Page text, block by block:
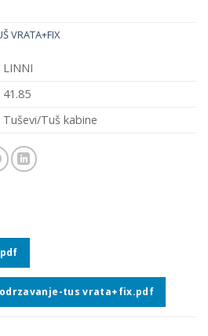
VRATA+FIX
LINNI
41.85
Tuševi/Tuš kabine
odrzavanje-tus vrata+fix.pdf